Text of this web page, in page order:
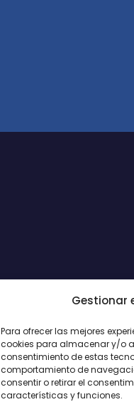
Gestionar
Para ofrecer las mejores
cookies para almacenar y/o
consentimiento de estas
comportamiento de
consentir o retirar el
características y funciones.